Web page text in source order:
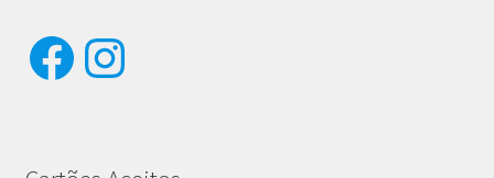
Facebook
Instagram